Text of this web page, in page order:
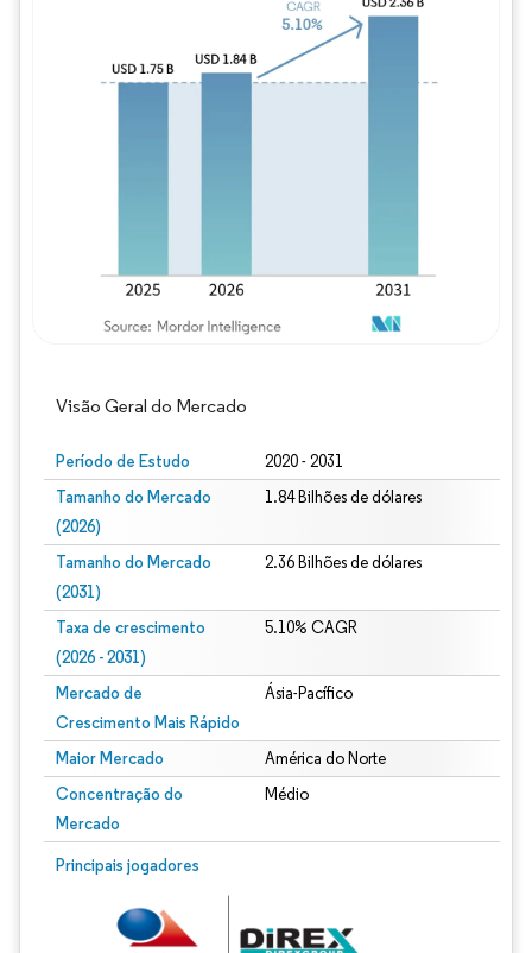
Visão Geral do Mercado
Período de Estudo 2020 - 2031
Tamanho do Mercado
(2026)
1.84 Bilhões de dólares
Tamanho do Mercado
(2031)
2.36 Bilhões de dólares
Taxa de crescimento
(2026 - 2031)
5.10% CAGR
Mercado de
Crescimento Mais Rápido
Ásia-Pacífico
Maior Mercado América do Norte
Concentração do
Mercado
Médio
Principais jogadores
Imagem © Mordor Intelligence. O reuso requer atribuição conforme CC BY 4.0.